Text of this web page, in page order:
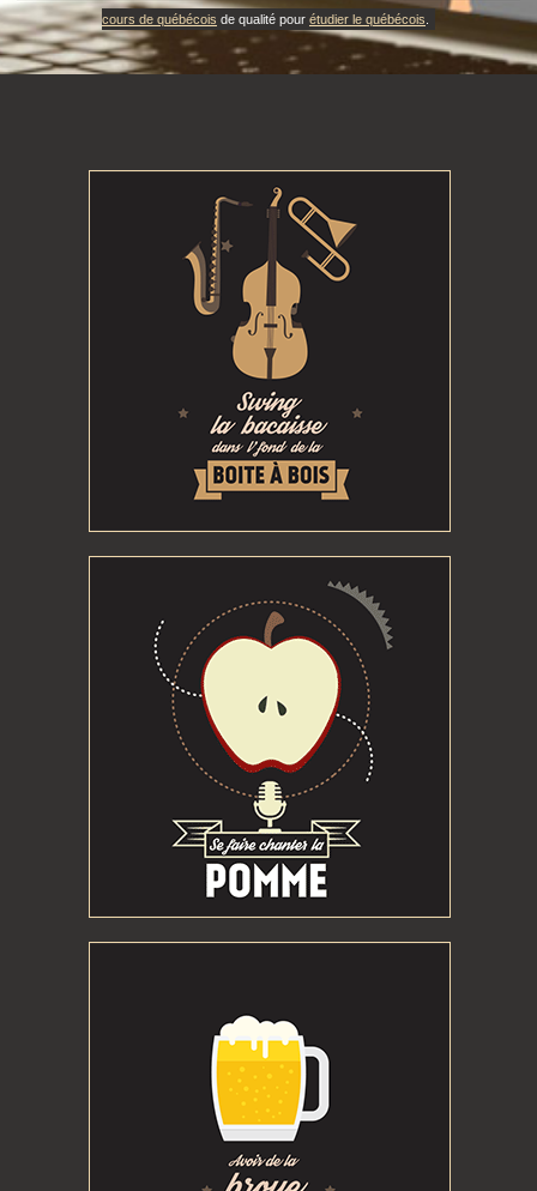
cours de québécois de qualité pour étudier le québécois